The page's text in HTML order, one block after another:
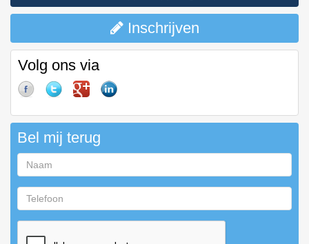
Inschrijven
Volg ons via
Bel mij terug
Naam
Telefoon